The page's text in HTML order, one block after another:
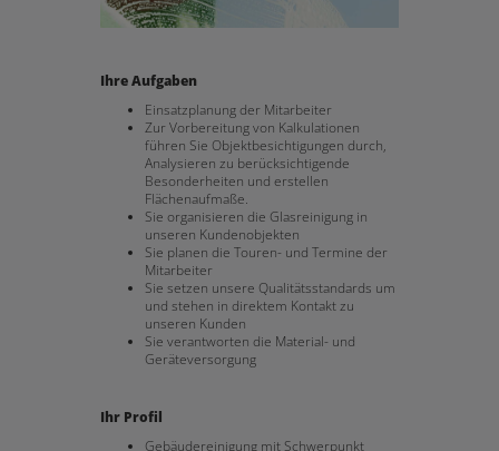
Ihre Aufgaben
Einsatzplanung der Mitarbeiter
Zur Vorbereitung von Kalkulationen
führen Sie Objektbesichtigungen durch,
Analysieren zu berücksichtigende
Besonderheiten und erstellen
Flächenaufmaße.
Sie organisieren die Glasreinigung in
unseren Kundenobjekten
Sie planen die Touren- und Termine der
Mitarbeiter
Sie setzen unsere Qualitätsstandards um
und stehen in direktem Kontakt zu
unseren Kunden
Sie verantworten die Material- und
Geräteversorgung
Ihr Profil
Gebäudereinigung mit Schwerpunkt